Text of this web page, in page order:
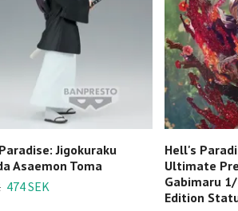
Jigokuraku
Asaemon Toma
474 SEK
Hell's
Ultimate
Gabimaru
Edition